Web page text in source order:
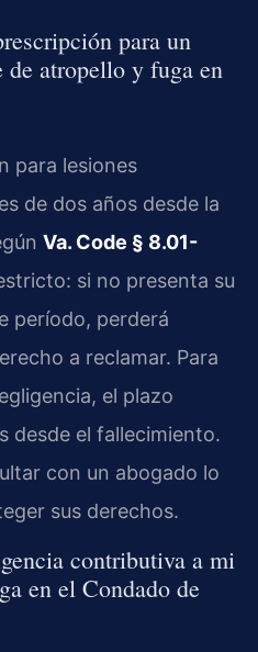
para un
de atropello y fuga en
para lesiones
de dos años desde la
Va. Code § 8.01-
si no presenta su
período, perderá
a reclamar. Para
el plazo
desde el fallecimiento.
con un abogado lo
sus derechos.
contributiva a mi
en el Condado de